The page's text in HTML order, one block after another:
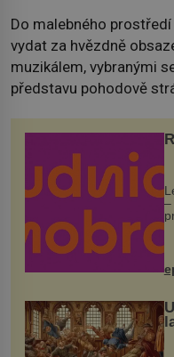
Do malebného
vydat za hvězdně
muzikálem, vybranými
představu pohodově
–